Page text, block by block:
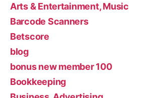
Arts & Entertainment, Music
Barcode Scanners
Betscore
blog
bonus new member 100
Bookkeeping